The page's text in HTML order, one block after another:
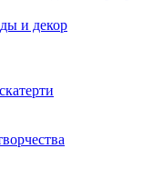
и декор